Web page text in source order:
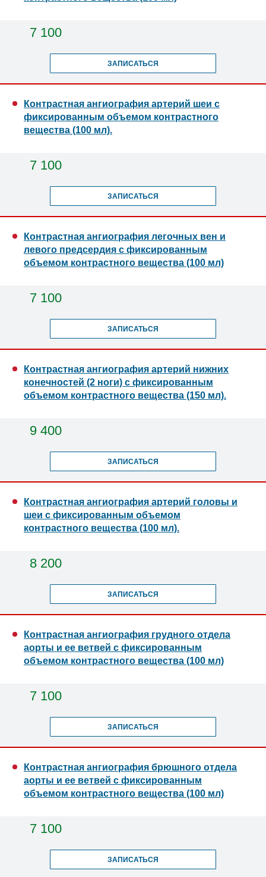
7 100
ЗАПИСАТЬСЯ
Контрастная ангиография артерий шеи с
фиксированным объемом контрастного
вещества (100 мл).
7 100
ЗАПИСАТЬСЯ
Контрастная ангиография легочных вен и
левого предсердия с фиксированным
объемом контрастного вещества (100 мл)
7 100
ЗАПИСАТЬСЯ
Контрастная ангиография артерий нижних
конечностей (2 ноги) с фиксированным
объемом контрастного вещества (150 мл).
9 400
ЗАПИСАТЬСЯ
Контрастная ангиография артерий головы и
шеи с фиксированным объемом
контрастного вещества (100 мл).
8 200
ЗАПИСАТЬСЯ
Контрастная ангиография грудного отдела
аорты и ее ветвей с фиксированным
объемом контрастного вещества (100 мл)
7 100
ЗАПИСАТЬСЯ
Контрастная ангиография брюшного отдела
аорты и ее ветвей с фиксированным
объемом контрастного вещества (100 мл)
7 100
ЗАПИСАТЬСЯ